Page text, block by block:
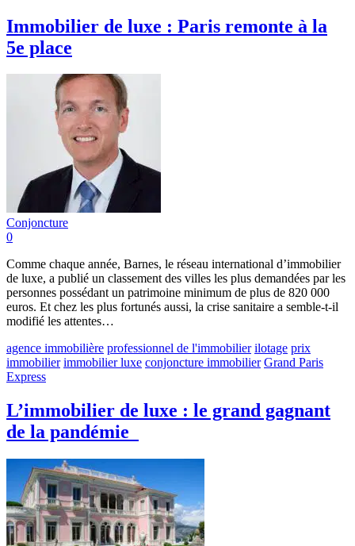
Immobilier de luxe : Paris remonte à la
5e place
Conjoncture
0
Comme chaque année, Barnes, le réseau international d’immobilier
de luxe, a publié un classement des villes les plus demandées par les
personnes possédant un patrimoine minimum de plus de 820 000
euros. Et chez les plus fortunés aussi, la crise sanitaire a semble-t-il
modifié les attentes…
agence immobilière professionnel de l'immobilier ilotage prix
immobilier immobilier luxe conjoncture immobilier Grand Paris
Express
L’immobilier de luxe : le grand gagnant
de la pandémie